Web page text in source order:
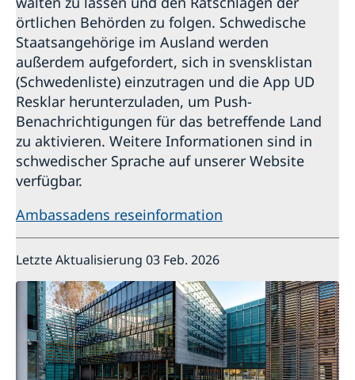
örtlichen Behörden zu folgen. Schwedische
Staatsangehörige im Ausland werden
außerdem aufgefordert, sich in svensklistan
(Schwedenliste) einzutragen und die App UD
Resklar herunterzuladen, um Push-
Benachrichtigungen für das betreffende Land
zu aktivieren. Weitere Informationen sind in
schwedischer Sprache auf unserer Website
verfügbar.
Ambassadens reseinformation
Letzte Aktualisierung 03 Feb. 2026